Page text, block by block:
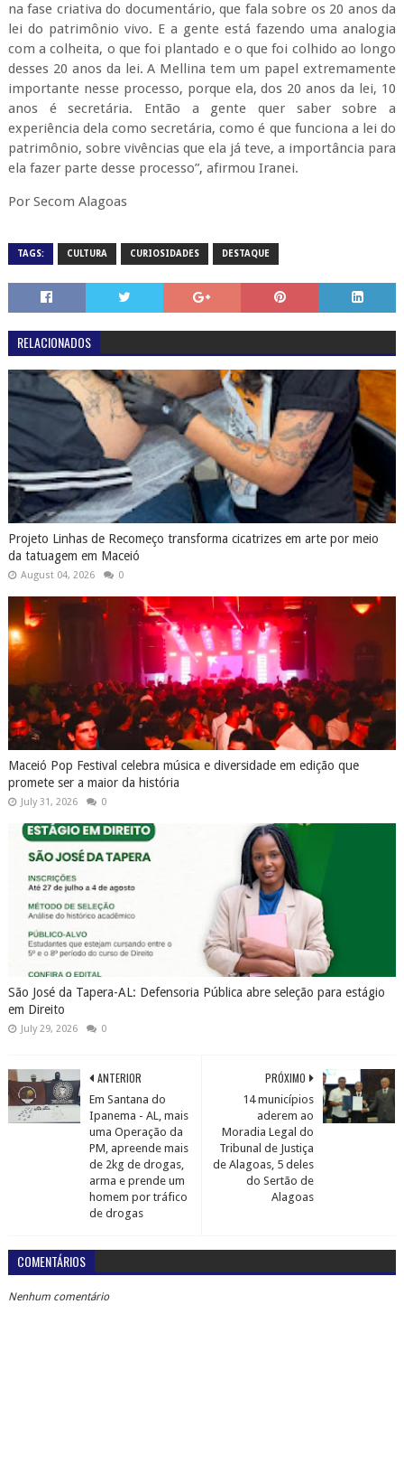
na fase criativa do documentário, que fala sobre os 20 anos da
lei do patrimônio vivo. E a gente está fazendo uma analogia
com a colheita, o que foi plantado e o que foi colhido ao longo
desses 20 anos da lei. A Mellina tem um papel extremamente
importante nesse processo, porque ela, dos 20 anos da lei, 10
anos é secretária. Então a gente quer saber sobre a
experiência dela como secretária, como é que funciona a lei do
patrimônio, sobre vivências que ela já teve, a importância para
ela fazer parte desse processo”, afirmou Iranei.
Por Secom Alagoas
TAGS: CULTURA CURIOSIDADES DESTAQUE
RELACIONADOS
Projeto Linhas de Recomeço transforma cicatrizes em arte por meio
da tatuagem em Maceió
August 04, 2026 0
Maceió Pop Festival celebra música e diversidade em edição que
promete ser a maior da história
July 31, 2026 0
São José da Tapera-AL: Defensoria Pública abre seleção para estágio
em Direito
July 29, 2026 0
PRÓXIMO
14 municípios
aderem ao
Moradia Legal do
Tribunal de Justiça
de Alagoas, 5 deles
do Sertão de
Alagoas
ANTERIOR
Em Santana do
Ipanema - AL, mais
uma Operação da
PM, apreende mais
de 2kg de drogas,
arma e prende um
homem por tráfico
de drogas
COMENTÁRIOS
Nenhum comentário